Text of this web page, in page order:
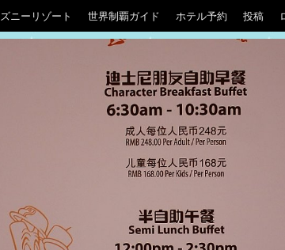
ニーリゾート 世界制覇ガイド ホテル予約 投稿